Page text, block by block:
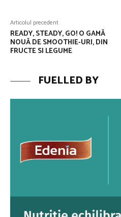
Articolul precedent
READY, STEADY, GO! O GAMĂ
NOUĂ DE SMOOTHIE-URI, DIN
FRUCTE SI LEGUME
FUELLED BY